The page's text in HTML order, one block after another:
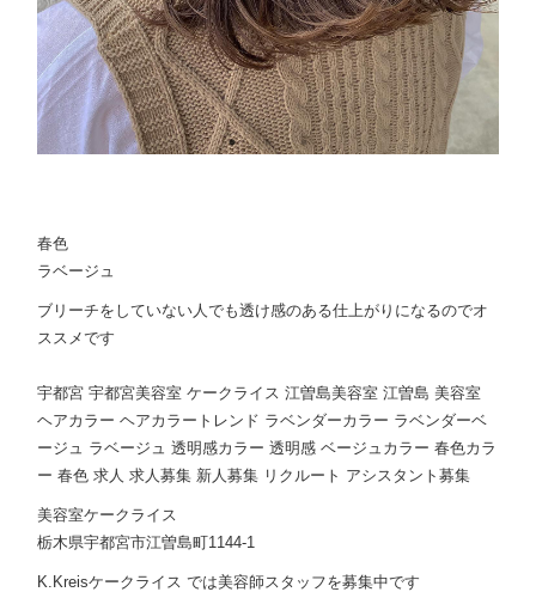
春色
ラベージュ️
ブリーチをしていない人でも透け感のある仕上がりになるのでオ
ススメです
宇都宮 宇都宮美容室 ケークライス 江曽島美容室 江曽島 美容室
ヘアカラー ヘアカラートレンド ラベンダーカラー ラベンダーベ
ージュ ラベージュ 透明感カラー 透明感 ベージュカラー 春色カラ
ー 春色 求人 求人募集 新人募集 リクルート アシスタント募集
美容室ケークライス
栃木県宇都宮市江曽島町1144-1
K.Kreisケークライス では美容師スタッフを募集中です